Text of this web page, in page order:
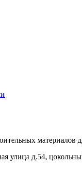
материалов
улица д.54,